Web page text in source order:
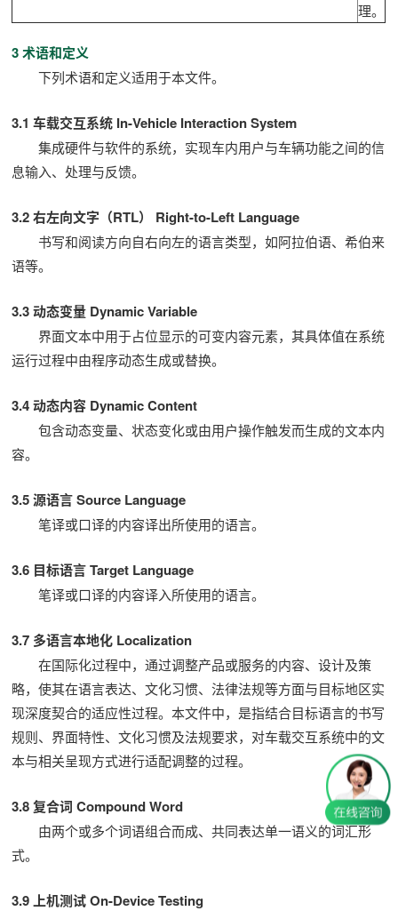
理。
3 术语和定义
下列术语和定义适用于本文件。
3.1 车载交互系统 In-Vehicle Interaction System
集成硬件与软件的系统，实现车内用户与车辆功能之间的信
息输入、处理与反馈。
3.2 右左向文字（RTL） Right-to-Left Language
书写和阅读方向自右向左的语言类型，如阿拉伯语、希伯来
语等。
3.3 动态变量 Dynamic Variable
界面文本中用于占位显示的可变内容元素，其具体值在系统
运行过程中由程序动态生成或替换。
3.4 动态内容 Dynamic Content
包含动态变量、状态变化或由用户操作触发而生成的文本内
容。
3.5 源语言 Source Language
笔译或口译的内容译出所使用的语言。
3.6 目标语言 Target Language
笔译或口译的内容译入所使用的语言。
3.7 多语言本地化 Localization
在国际化过程中，通过调整产品或服务的内容、设计及策
略，使其在语言表达、文化习惯、法律法规等方面与目标地区实
现深度契合的适应性过程。本文件中，是指结合目标语言的书写
规则、界面特性、文化习惯及法规要求，对车载交互系统中的文
本与相关呈现方式进行适配调整的过程。
3.8 复合词 Compound Word
由两个或多个词语组合而成、共同表达单一语义的词汇形
式。
3.9 上机测试 On-Device Testing